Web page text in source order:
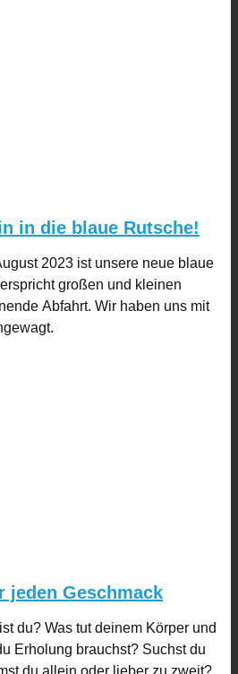
in die blaue Rutsche!
2023 ist unsere neue blaue
großen und kleinen
Abfahrt. Wir haben uns mit
jeden Geschmack
du? Was tut deinem Körper und
Erholung brauchst? Suchst du
du allein oder lieber zu zweit?